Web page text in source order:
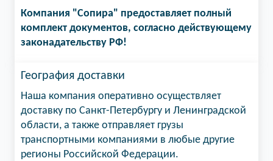
Компания "Сопира" предоставляет полный
комплект документов, согласно действующему
законадательству РФ!
География доставки
Наша компания оперативно осуществляет
доставку по Санкт-Петербургу и Ленинградской
области, а также отправляет грузы
транспортными компаниями в любые другие
регионы Российской Федерации.